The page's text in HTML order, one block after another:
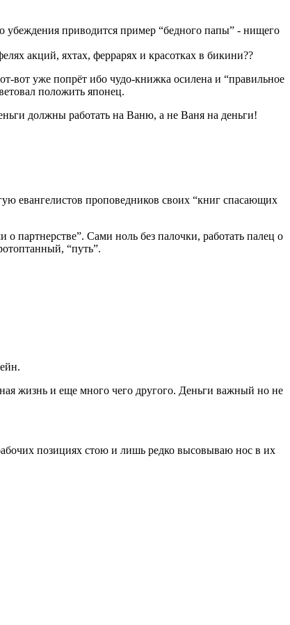
приводится пример “бедного папы” - нищего
акций, яхтах, феррарях и красотках в бикини??
вот уже попрёт ибо чудо-книжка осилена и “правильное
положить японец.
должны работать на Ваню, а не Ваня на деньги!
евангелистов проповедников своих “книг спасающих
партнерстве”. Сами ноль без палочки, работать палец о
“путь”.
жизнь и еще много чего другого. Деньги важный но не
позициях стою и лишь редко высовываю нос в их